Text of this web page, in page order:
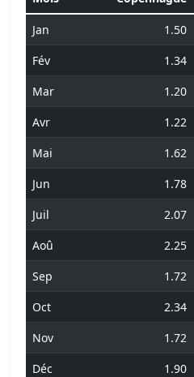
Jan 1.50
Fév
1.34
Mar
1.20
Avr
1.22
Mai
1.62
Jun
1.78
Juil
2.07
Aoû
2.25
Sep
1.72
Oct
2.34
Nov
1.72
Déc
1.90